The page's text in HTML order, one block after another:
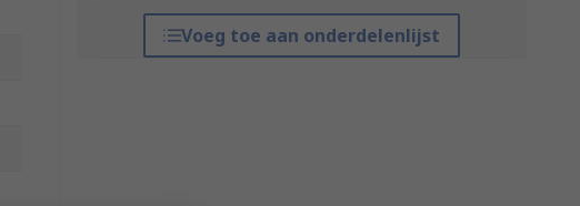
Voeg toe aan onderdelenlijst